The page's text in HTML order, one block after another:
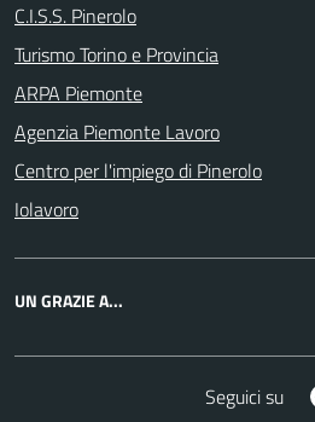
C.I.S.S. Pinerolo
Turismo Torino e Provincia
ARPA Piemonte
Agenzia Piemonte Lavoro
Centro per l'impiego di Pinerolo
Iolavoro
UN GRAZIE A...
Seguici su